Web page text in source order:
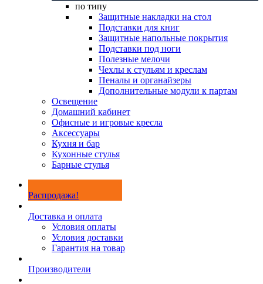
по типу
Защитные накладки на стол
Подставки для книг
Защитные напольные покрытия
Подставки под ноги
Полезные мелочи
Чехлы к стульям и креслам
Пеналы и органайзеры
Дополнительные модули к партам
Освещение
Домашний кабинет
Офисные и игровые кресла
Аксессуары
Кухня и бар
Кухонные стулья
Барные стулья
Распродажа!
Доставка и оплата
Условия оплаты
Условия доставки
Гарантия на товар
Производители